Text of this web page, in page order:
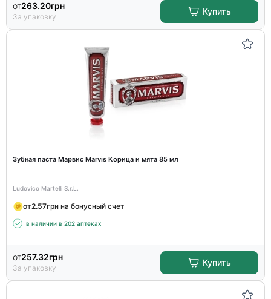
от263.20грн
За упаковку
Купить
Зубная паста Марвис Marvis Корица и мята 85 мл
Ludovico Martelli S.r.L.
от2.57грн на бонусный счет
в наличии в 202 аптеках
от257.32грн
За упаковку
Купить